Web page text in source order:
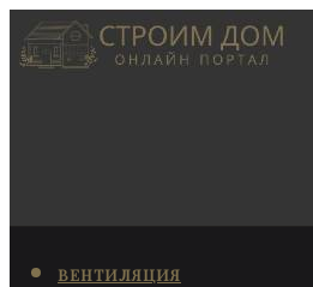
ВЕНТИЛЯЦИЯ